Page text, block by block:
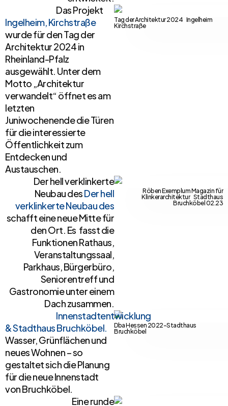
Tag der Architektur 2024 Ingelheim
Kirchstraße
Das Projekt
Ingelheim, Kirchstraße
wurde für den Tag der
Architektur 2024 in
Rheinland-Pfalz
ausgewählt. Unter dem
Motto „Architektur
verwandelt“ öffnet es am
letzten
Juniwochenende die Türen
für die interessierte
Öffentlichkeit zum
Entdecken und
Austauschen.
Der hell verklinkerte
Neubau desDer hell
verklinkerte Neubau des
schafft eine neue Mitte für
den Ort. Es fasst die
Funktionen Rathaus,
Veranstaltungssaal,
Parkhaus, Bürgerbüro,
Seniorentreff und
Gastronomie unter einem
Dach zusammen.
Röben Exemplum Magazin für
Klinkerarchitektur Stadthaus
Bruchköbel 02.23
Dba Hessen 2022-Stadthaus
Bruchköbel
Innenstadtentwicklung
& Stadthaus Bruchköbel.
Wasser, Grünflächen und
neues Wohnen – so
gestaltet sich die Planung
für die neue Innenstadt
von Bruchköbel.
Eine runde